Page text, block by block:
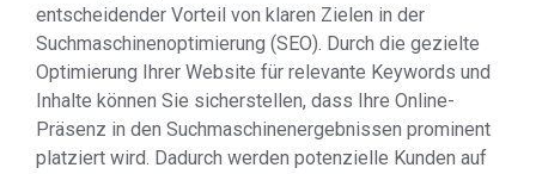
entscheidender Vorteil von klaren Zielen in der
Suchmaschinenoptimierung (SEO). Durch die gezielte
Optimierung Ihrer Website für relevante Keywords und
Inhalte können Sie sicherstellen, dass Ihre Online-
Präsenz in den Suchmaschinenergebnissen prominent
platziert wird. Dadurch werden potenzielle Kunden auf